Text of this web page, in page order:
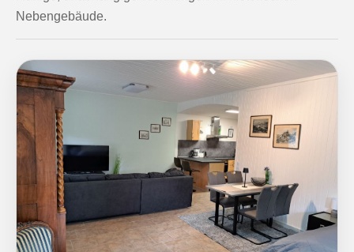
Nebengebäude.